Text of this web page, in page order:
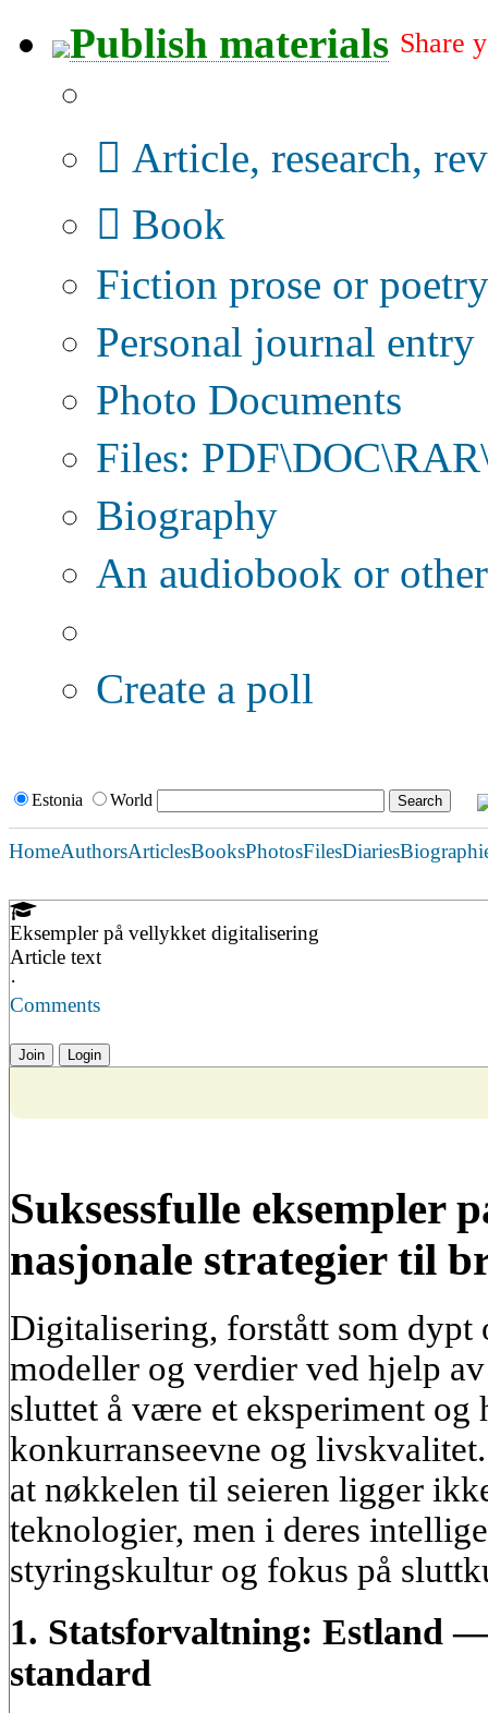
Publish materials Share
Article, research,
Book
Fiction prose or poetry
Personal journal entry
Photo Documents
Files:
Biography
An audiobook or
Create a poll
Estonia World
HomeAuthorsArticlesBooksPhotosFilesDiaries
Eksempler på vellykket digitalisering
Article text
·
Comments
Join Login
Suksessfulle eksempler
nasjonale strategier til
Digitalisering, forstått som dypt
modeller og verdier ved hjelp
sluttet å være et eksperiment
konkurranseevne og
at nøkkelen til seieren ligger
teknologier, men i deres
styringskultur og fokus på
1. Statsforvaltning: Estland
standard